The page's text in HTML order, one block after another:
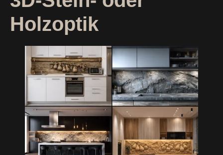
Holzoptik